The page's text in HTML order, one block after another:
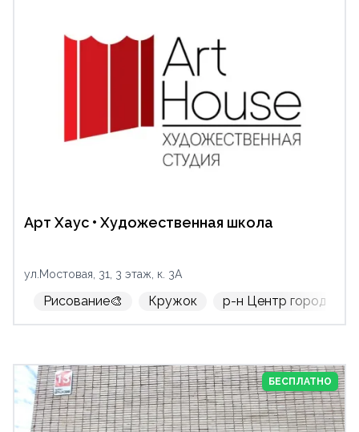
Арт Хаус • Художественная школа
ул.Мостовая, 31, 3 этаж, к. 3A
Рисование🎨 Кружок р-н Центр города
БЕСПЛАТНО